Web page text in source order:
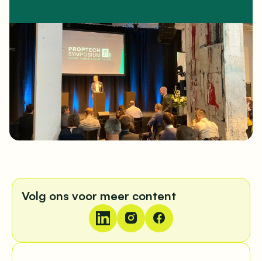
Volg ons voor meer content